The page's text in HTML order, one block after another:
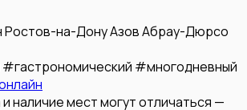
Ростов-на-ДонуАзовАбрау-Дюрсо
#гастрономический #многодневный
наличие мест могут отличаться —